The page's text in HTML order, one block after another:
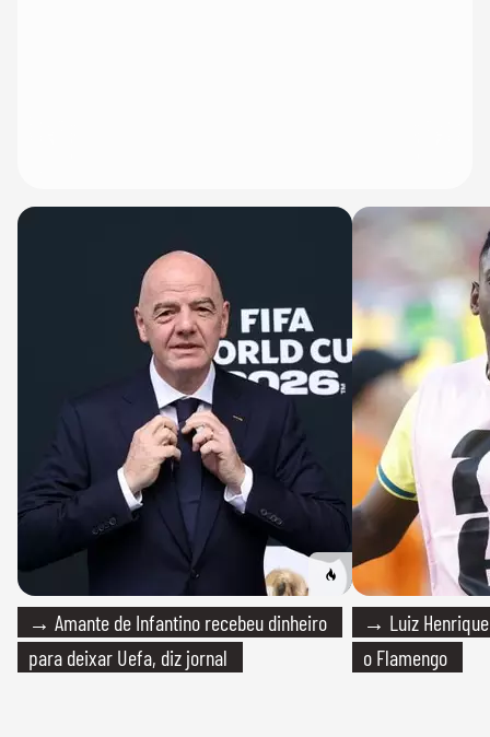
→ Amante de Infantino recebeu dinheiro
para deixar Uefa, diz jornal
→ Luiz
o Flamengo